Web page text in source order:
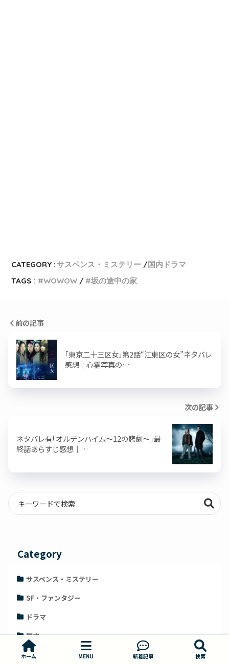
CATEGORY :サスペンス・ミステリー
国内ドラマ
TAGS :
WOWOW 坂の途中の家
前の記事
｢東京二十三区女｣第2話“江東区の女”ネタバレ
感想｜心霊写真の…
次の記事
ネタバレ有｢オルデンハイム～12の悲劇～｣最
終話あらすじ感想｜…
Category
サスペンス・ミステリー
SF・ファンタジー
ドラマ
歴史
実話・伝記
ホーム MENU 新着記事 検索